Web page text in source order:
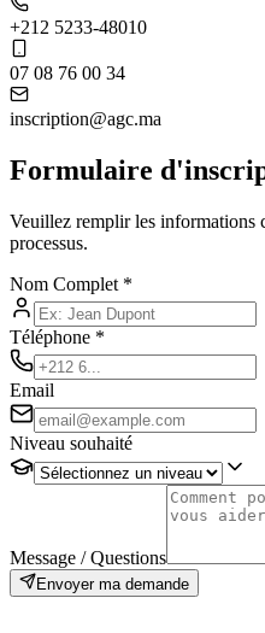
+212 5233-48010
07 08 76 00 34
inscription@agc.ma
Formulaire
Veuillez remplir les informations
processus.
Nom Complet *
Téléphone *
Email
Niveau souhaité
Message / Questions
Envoyer ma demande